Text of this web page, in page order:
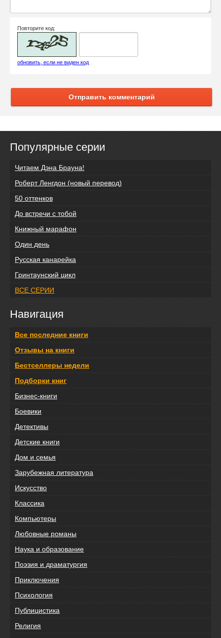
Повторите код:
обновить, если не виден код
Отправить комментарий
Популярные серии
Читаем Дэна Брауна!
Роберт Ленгдон (новый перевод)
50 оттенков
До встречи с тобой
Книжный марафон
Один день
Русская канарейка
Гринтаунский цикл
ВСЕ СЕРИИ
Навигация
Все последние книги
Отзывы на книги
Бестселлеры недели
Подборки книг
Бизнес-книги
Боевики
Детективы
Детские книги
Дом и семья
Зарубежная литература
Искусство
Классика
Компьютеры
Любовные романы
Наука и образование
Поэзия и драматургия
Приключения
Психология
Публицистика
Религия